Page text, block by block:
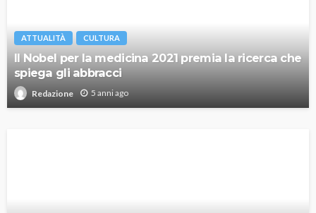
ATTUALITÀ CULTURA
Il Nobel per la medicina 2021 premia la ricerca che
spiega gli abbracci
Redazione 5 anni ago